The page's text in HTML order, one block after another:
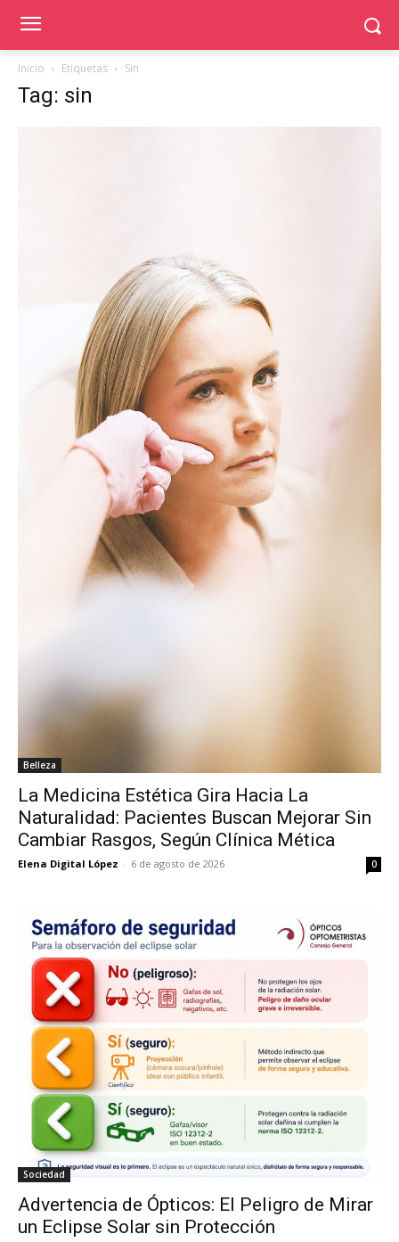
Inicio Etiquetas Sin
Tag: sin
Belleza
La Medicina Estética Gira Hacia La
Naturalidad: Pacientes Buscan Mejorar Sin
Cambiar Rasgos, Según Clínica Mética
Elena Digital López - 6 de agosto de 2026 0
Sociedad
Advertencia de Ópticos: El Peligro de Mirar
un Eclipse Solar sin Protección